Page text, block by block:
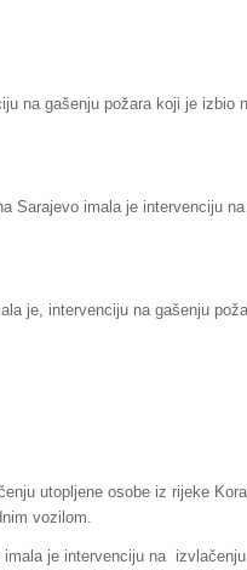
na gašenju požara koji je izbio
Sarajevo imala je intervenciju
je, intervenciju na gašenju
utopljene osobe iz rijeke
vozilom.
je intervenciju na